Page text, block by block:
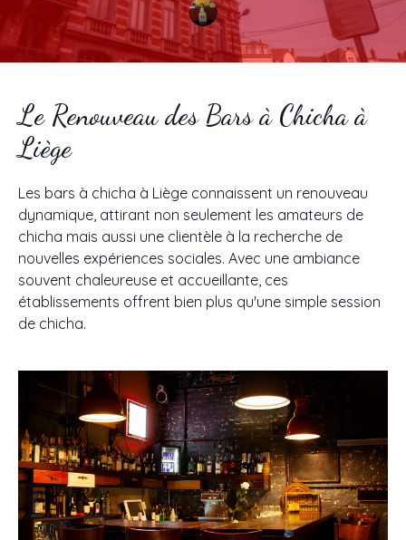
Le Renouveau des Bars à Chicha à
Liège
Les bars à chicha à Liège connaissent un renouveau
dynamique, attirant non seulement les amateurs de
chicha mais aussi une clientèle à la recherche de
nouvelles expériences sociales. Avec une ambiance
souvent chaleureuse et accueillante, ces
établissements offrent bien plus qu'une simple session
de chicha.